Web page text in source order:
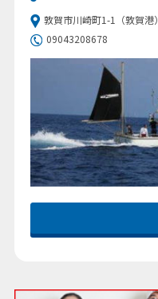
敦賀市川崎町1-1（敦賀港）
09043208678